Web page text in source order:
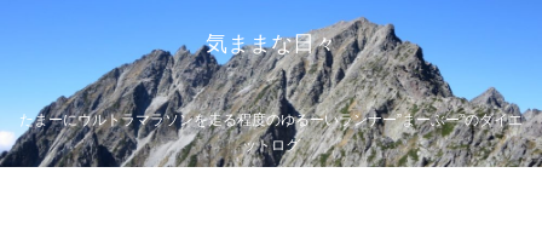
気ままな日々
たまーにウルトラマラソンを走る程度のゆるーいランナー”まーぶー”のダイエ
ットログ